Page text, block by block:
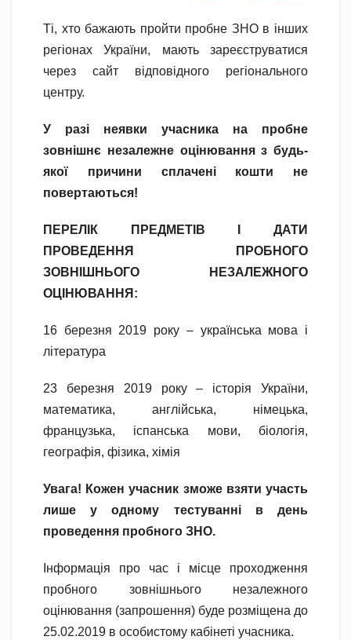
Ті, хто бажають пройти пробне ЗНО в інших
регіонах України, мають зареєструватися
через сайт відповідного регіонального
центру.
У разі неявки учасника на пробне
зовнішнє незалежне оцінювання з будь-
якої причини сплачені кошти не
повертаються!
ПЕРЕЛІК ПРЕДМЕТІВ І ДАТИ
ПРОВЕДЕННЯ ПРОБНОГО
ЗОВНІШНЬОГО НЕЗАЛЕЖНОГО
ОЦІНЮВАННЯ:
16 березня 2019 року – українська мова і
література
23 березня 2019 року – історія України,
математика, англійська, німецька,
французька, іспанська мови, біологія,
географія, фізика, хімія
Увага! Кожен учасник зможе взяти участь
лише у одному тестуванні в день
проведення пробного ЗНО.
Інформація про час і місце проходження
пробного зовнішнього незалежного
оцінювання (запрошення) буде розміщена до
25.02.2019 в особистому кабінеті учасника.